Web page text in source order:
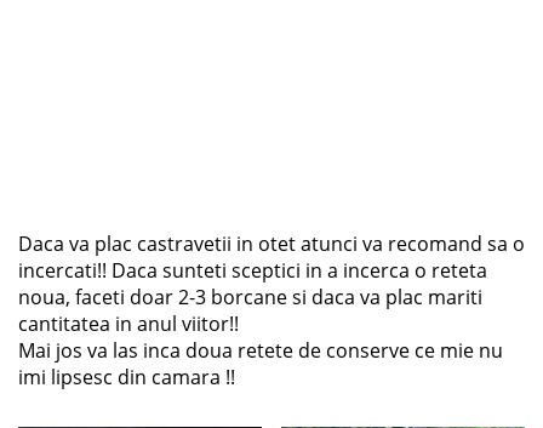
Daca va plac castravetii in otet atunci va recomand sa o
incercati!! Daca sunteti sceptici in a incerca o reteta
noua, faceti doar 2-3 borcane si daca va plac mariti
cantitatea in anul viitor!!
Mai jos va las inca doua retete de conserve ce mie nu
imi lipsesc din camara !!